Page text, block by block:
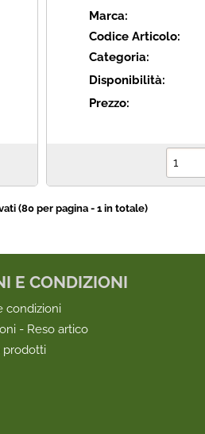
Marca:
Codice Articolo:
Categoria:
Disponibilità:
Prezzo:
(80 per pagina - 1 in totale)
E CONDIZIONI
condizioni
- Reso artico
prodotti